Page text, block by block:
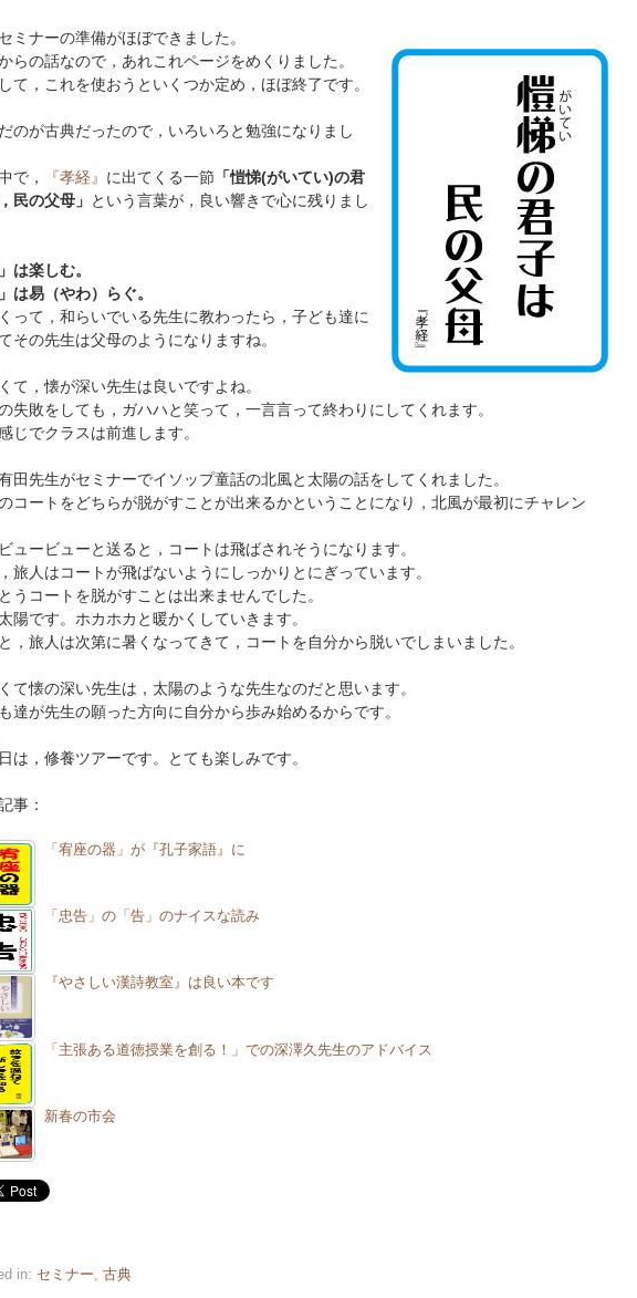
ミナーの準備がほぼできました。
らの話なので，あれこれページをめくりました。
て，これを使おうといくつか定め，ほぼ終了です。
のが古典だったので，いろいろと勉強になりまし
で，
『孝経』 に出てくる一節 「愷悌(がいてい)の君
民の父母」 という言葉が，良い響きで心に残りまし
は楽しむ。
」は易（やわ）らぐ。
って，和らいでいる先生に教わったら，子ども達に
その先生は父母のようになりますね。
て，懐が深い先生は良いですよね。
失敗をしても，ガハハと笑って，一言言って終わりにしてくれます。
じでクラスは前進します。
田先生がセミナーでイソップ童話の北風と太陽の話をしてくれました。
コートをどちらが脱がすことが出来るかということになり，北風が最初にチャレン
ュービューと送ると，コートは飛ばされそうになります。
旅人はコートが飛ばないようにしっかりとにぎっています。
うコートを脱がすことは出来ませんでした。
陽です。ホカホカと暖かくしていきます。
，旅人は次第に暑くなってきて，コートを自分から脱いでしまいました。
て懐の深い先生は，太陽のような先生なのだと思います。
達が先生の願った方向に自分から歩み始めるからです。
は，修養ツアーです。とても楽しみです。
事：
「宥座の器」が『孔子家語』に
「忠告」の「告」のナイスな読み
『やさしい漢詩教室』は良い本です
「主張ある道徳授業を創る！」での深澤久先生のアドバイス
新春の市会
in: セミナー 古典